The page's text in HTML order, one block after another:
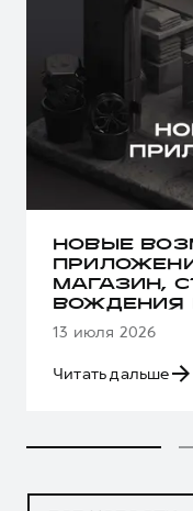
НОВЫЕ
МАГАЗИН,
ВОЖДЕНИЯ
13 июля 2026
Читать дальше